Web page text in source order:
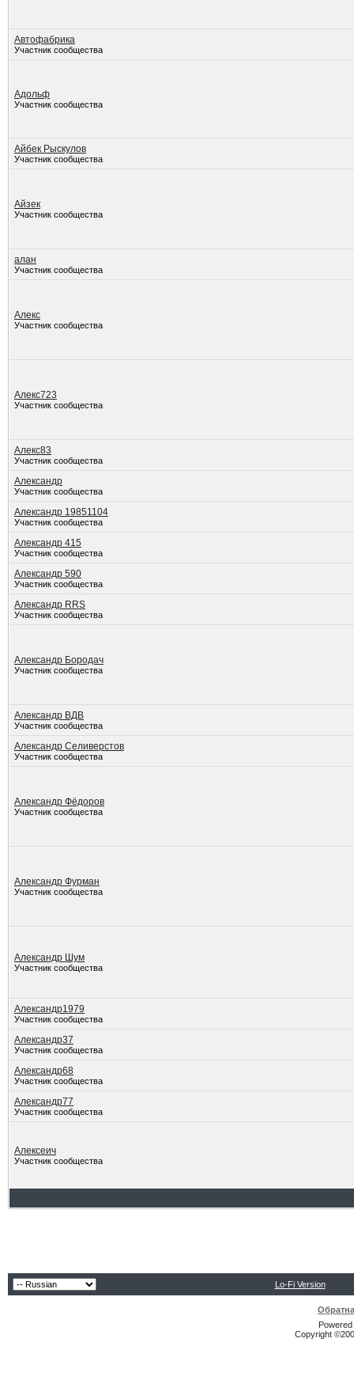
Автофабрика
Участник сообщества
Адольф
Участник сообщества
Айбек Рыскулов
Участник сообщества
Айзек
Участник сообщества
алан
Участник сообщества
Алекс
Участник сообщества
Алекс723
Участник сообщества
Алекс83
Участник сообщества
Александр
Участник сообщества
Александр 19851104
Участник сообщества
Александр 415
Участник сообщества
Александр 590
Участник сообщества
Александр RRS
Участник сообщества
Александр Бородач
Участник сообщества
Александр ВДВ
Участник сообщества
Александр Селиверстов
Участник сообщества
Александр Фёдоров
Участник сообщества
Александр Фурман
Участник сообщества
Александр Шум
Участник сообщества
Александр1979
Участник сообщества
Александр37
Участник сообщества
Александр68
Участник сообщества
Александр77
Участник сообщества
Алексеич
Участник сообщества
Lo-Fi Version
Copyright